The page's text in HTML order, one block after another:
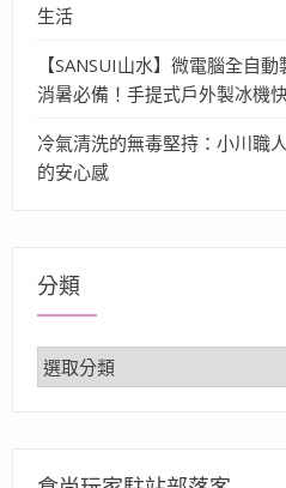
生活
【SANSUI山水】微電腦全自
消暑必備！手提式戶外製冰機
冷氣清洗的無毒堅持：小川職
的安心感
分類
分
類